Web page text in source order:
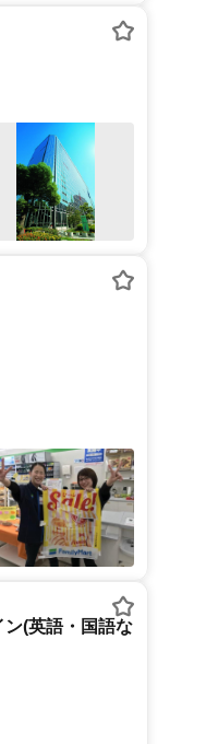
ン(英語・国語な